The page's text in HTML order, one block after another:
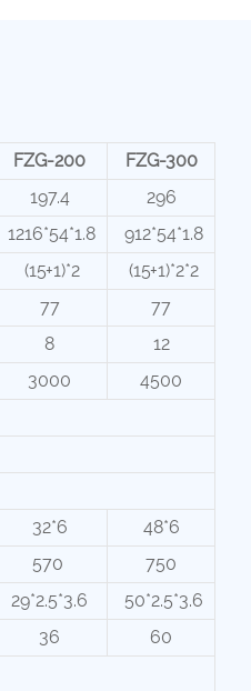
FZG-200
FZG-300
197.4
296
1216*54*1.8
912*54*1.8
(15+1)*2
(15+1)*2*2
77
77
8
12
3000
4500
32*6
48*6
570
750
29*2.5*3.6
50*2.5*3.6
36
60